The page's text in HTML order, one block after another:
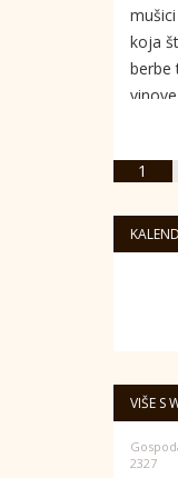
koja
berbe
vinove
1
VIŠE S
2327